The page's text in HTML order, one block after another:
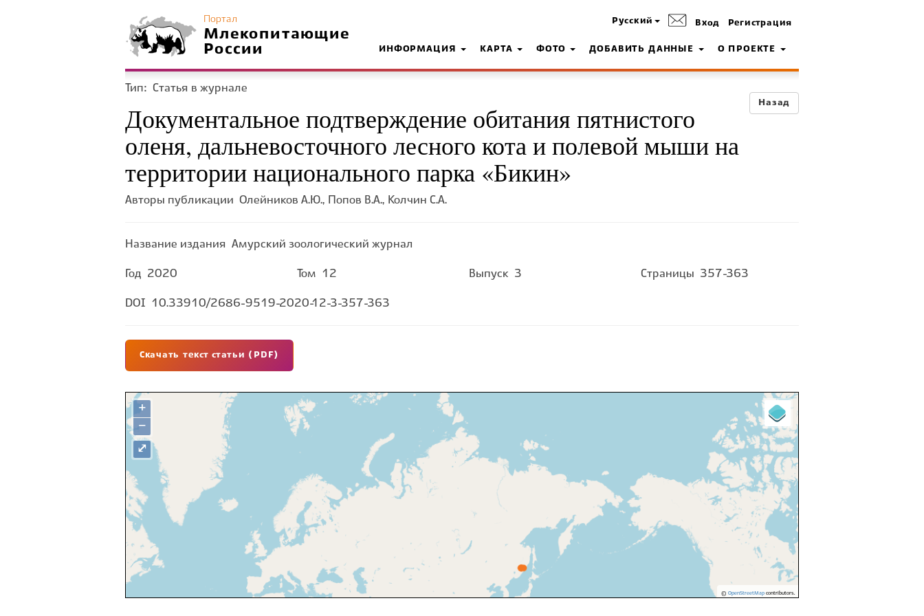
Портал
Млекопитающие
России
Русский Вход Регистрация
ИНФОРМАЦИЯ КАРТА ФОТО ДОБАВИТЬ ДАННЫЕ О ПРОЕКТЕ
Назад
Тип: Статья в журнале
Документальное подтверждение обитания пятнистого
оленя, дальневосточного лесного кота и полевой мыши на
территории национального парка «Бикин»
Авторы публикации Олейников А.Ю., Попов В.А., Колчин С.А.
Название издания Амурский зоологический журнал
Год 2020 Том 12 Выпуск 3 Страницы 357-363
DOI 10.33910/2686-9519-2020-12-3-357-363
Скачать текст статьи (PDF)
+
−
© OpenStreetMapcontributors.
⤢